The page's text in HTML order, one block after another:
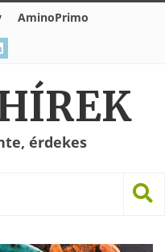
AminoPrimo
érdekes